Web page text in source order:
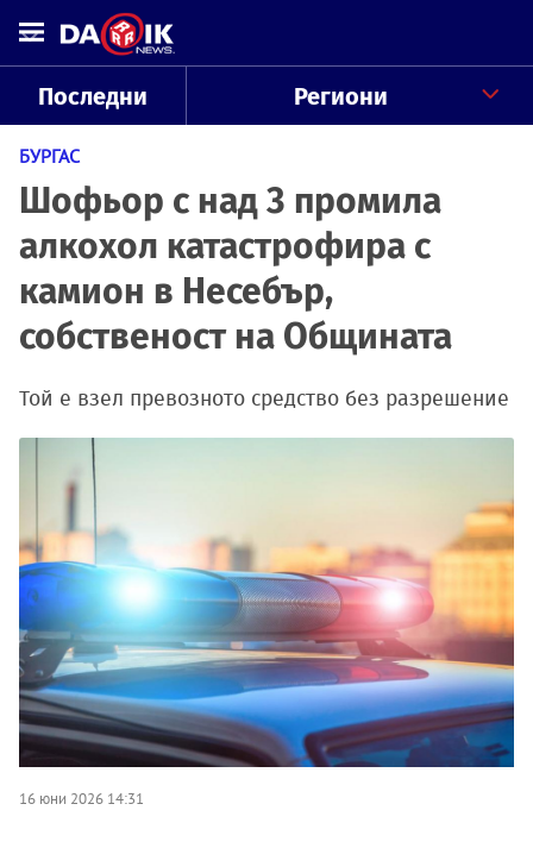
Последни Региони
БУРГАС
Шофьор с над 3 промила
алкохол катастрофира с
камион в Несебър,
собственост на Общината
Той е взел превозното средство без разрешение
16 юни 2026 14:31